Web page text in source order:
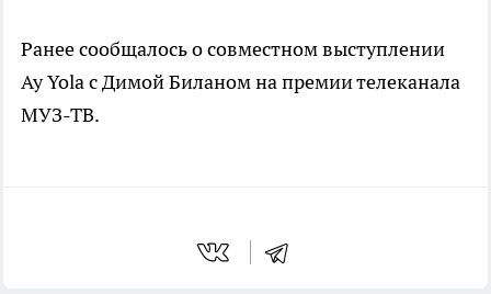
Ранее сообщалось о совместном выступлении
Ay Yola с Димой Биланом на премии телеканала
МУЗ-ТВ.